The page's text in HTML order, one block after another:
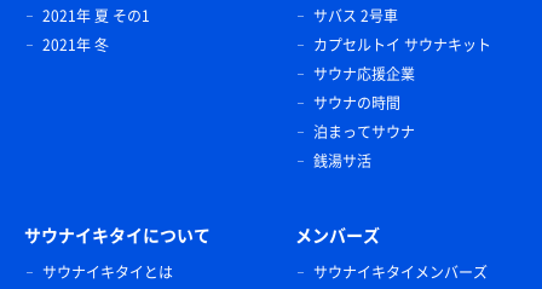
2021年 夏 その1
2021年 冬
サバス 2号車
カプセルトイ サウナキット
サウナ応援企業
サウナの時間
泊まってサウナ
銭湯サ活
サウナイキタイについて
サウナイキタイとは
メンバーズ
サウナイキタイメンバーズ